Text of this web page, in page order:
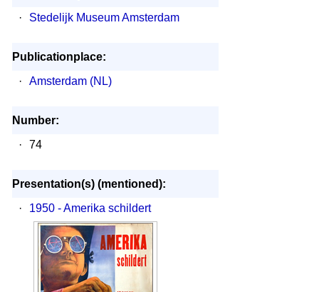
·
Stedelijk Museum Amsterdam
Publicationplace:
·
Amsterdam (NL)
Number:
·
74
Presentation(s) (mentioned):
·
1950 - Amerika schildert